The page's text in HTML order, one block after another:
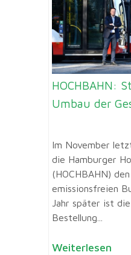
HOCHBAHN:
Umbau der
Im November
die Hamburger
(HOCHBAHN)
emissionsfreien
Jahr später ist
Bestellung...
Weiterlesen